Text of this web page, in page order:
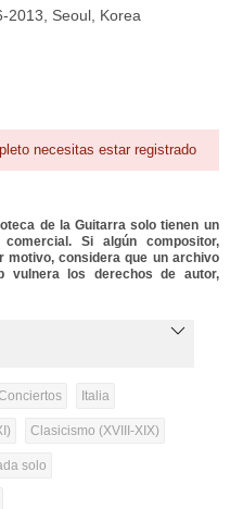
2013, Seoul, Korea
necesitas estar registrado
de la Guitarra solo tienen un
Si algún compositor,
motivo, considera que un archivo
vulnera los derechos de autor,
Italia
Clasicismo (XVIII-XIX)
solo